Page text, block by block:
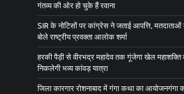
गंतव्य की ओर हो चुके हैं रवाना
SIR के नोटिसों पर कांग्रेस ने जताई आपत्ति, मतदाताओं
बोले राष्ट्रीय प्रवक्ता आलोक शर्मा
हरकी पैड़ी से वीरभद्र महादेव तक गूंजेगा खेल
निकलेगी भव्य कांवड़ यात्रा
जिला कारगार रोशनाबाद में गंगा कथा का आयोजनगंगा